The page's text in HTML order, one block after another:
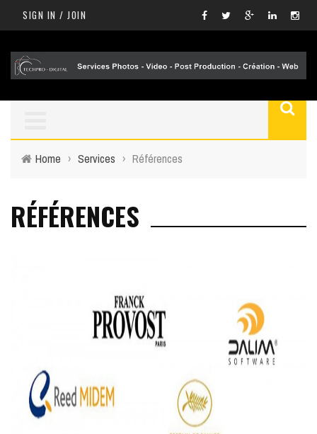
SIGN IN / JOIN
Home › Services › Références
RÉFÉRENCES